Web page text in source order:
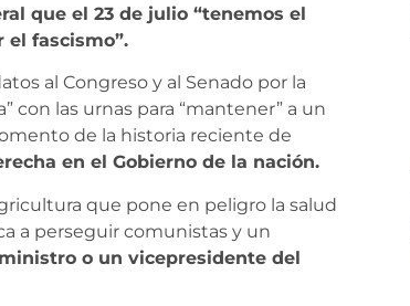
que el 23 de julio “tenemos el
el fascismo”.
al Congreso y al Senado por la
con las urnas para “mantener” a un
de la historia reciente de
en el Gobierno de la nación.
que pone en peligro la salud
a perseguir comunistas y un
o un vicepresidente del